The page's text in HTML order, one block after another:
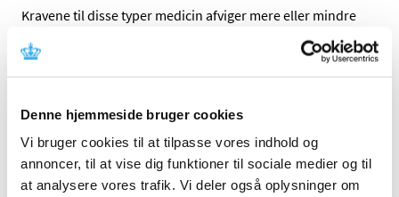
Denne hjemmeside bruger cookies
Vi bruger cookies til at tilpasse vores indhold og
annoncer, til at vise dig funktioner til sociale medier og til
at analysere vores trafik. Vi deler også oplysninger om
Kravene til disse typer medicin afviger mere eller mindre
fra standardkravene til medicin. Fx skal der ikke foreligge
dokumentation – bevis – for, at et naturlægemiddel
virker.
Noget medicin virker sløvende og går derfor dårligt i
spænd med fx bilkørsel eller betjening af farlige
maskiner. Medicinen er mærket med en rød trekant på
pakningen. Her på siden kan du få et overblik over,
hvilken medicin der er tale om.